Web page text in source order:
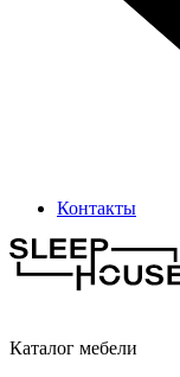
Контакты
Каталог мебели